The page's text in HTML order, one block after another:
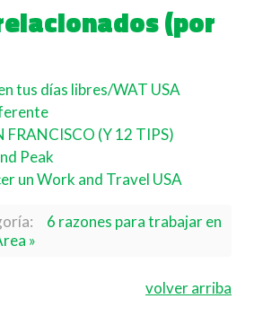
(por
tus días libres/WAT USA
FRANCISCO (Y 12 TIPS)
Peak
un Work and Travel USA
6 razones para trabajar en
»
volver arriba